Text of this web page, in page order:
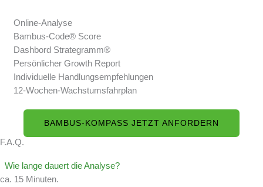
Online-Analyse
Bambus-Code® Score
Dashbord Strategramm®
Persönlicher Growth Report
Individuelle Handlungsempfehlungen
12-Wochen-Wachstumsfahrplan
BAMBUS-KOMPASS JETZT ANFORDERN
F.A.Q.
Wie lange dauert die Analyse?
ca. 15 Minuten.